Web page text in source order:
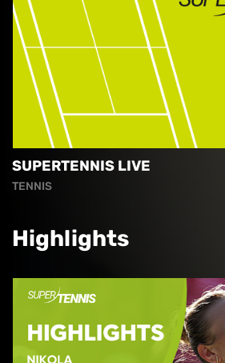
SUPERTENNIS LIVE
TENNIS
Highlights